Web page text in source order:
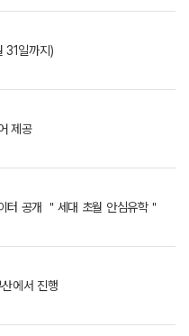
31일까지)
제공
공개 ＂세대 초월 안심유학＂
에서 진행